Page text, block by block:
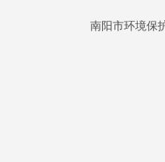
南阳市环境保